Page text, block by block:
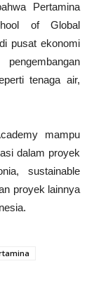
Pertamina
of Global
pusat ekonomi
tenaga air,
mampu
dalam proyek
sustainable
proyek lainnya